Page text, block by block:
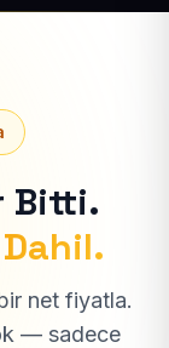
Bitti.
net fiyatla.
— sadece